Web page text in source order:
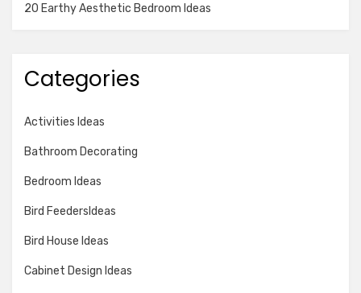
20 Earthy Aesthetic Bedroom Ideas
Categories
Activities Ideas
Bathroom Decorating
Bedroom Ideas
Bird FeedersIdeas
Bird House Ideas
Cabinet Design Ideas